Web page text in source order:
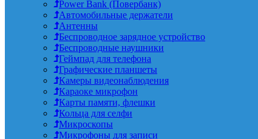
Power Bank (Повербанк)
Автомобильные держатели
Антенны
Беспроводное зарядное устройство
Беспроводные наушники
Геймпад для телефона
Графические планшеты
Камеры видеонаблюдения
Караоке микрофон
Карты памяти, флешки
Кольца для селфи
Микроскопы
Микрофоны для записи